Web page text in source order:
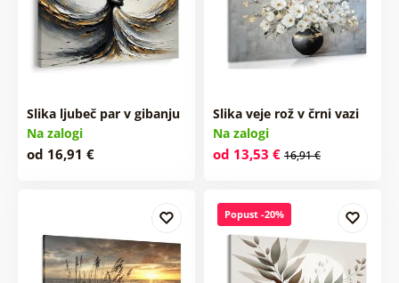
Slika ljubeč par v gibanju
Na zalogi
od 16,91 €
Slika veje rož v črni vazi
Na zalogi
od 13,53 € 16,91 €
Popust -20%